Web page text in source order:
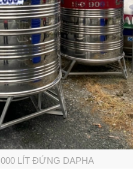
LÍT ĐỨNG DAPHA